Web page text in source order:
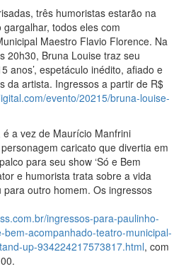
três humoristas estarão na
todos eles com
Maestro Flavio Florence. Na
20h30, Bruna Louise traz seu
anos’, espetáculo inédito, afiado e
da artista. Ingressos a partir de R$
evento/20215/bruna-louise-
a vez de Maurício Manfrini
caricato que divertia em
para seu show ‘Só e Bem
e humorista trata sobre a vida
outro homem. Os ingressos
ingressos-para-paulinho-
acompanhado-teatro-municipal-
up-934224217573817.html, com